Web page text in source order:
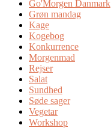
Go'Morgen Danmark
Grøn mandag
Kage
Kogebog
Konkurrence
Morgenmad
Rejser
Salat
Sundhed
Søde sager
Vegetar
Workshop